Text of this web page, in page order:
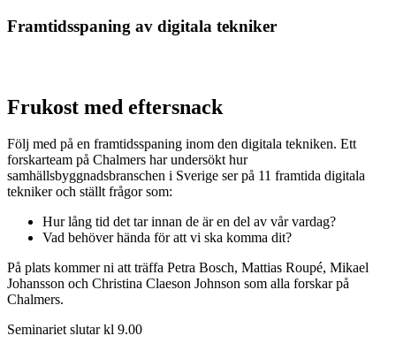
Framtidsspaning av digitala tekniker
Frukost med eftersnack
Följ med på en framtidsspaning inom den digitala tekniken. Ett
forskarteam på Chalmers har undersökt hur
samhällsbyggnadsbranschen i Sverige ser på 11 framtida digitala
tekniker och ställt frågor som:
Hur lång tid det tar innan de är en del av vår vardag?
Vad behöver hända för att vi ska komma dit?
På plats kommer ni att träffa Petra Bosch, Mattias Roupé, Mikael
Johansson och Christina Claeson Johnson som alla forskar på
Chalmers.
Seminariet slutar kl 9.00